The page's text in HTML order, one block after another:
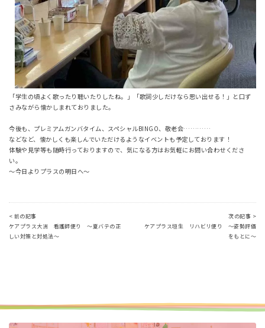
「学生の頃よく歌ったり聴いたりしたね。」「歌詞少しだけなら思い出せる！」と口ず
さみながら懐かしまれておりました。
今後も、プレミアムガンバタイム、スペシャルBINGO、敬老会…………
などなど、懐かしくも楽しんでいただけるようなイベントも予定しております！
体験や見学等も随時行っておりますので、気になる方はお気軽にお問い合わせくださ
い。
〜今日よりプラスの明日へ〜
< 前の記事
ケアプラス大洲 看護師便り ～夏バテの正
しい対策と対処法～
次の記事 >
ケアプラス垣生 リハビリ便り ～姿勢評価
をもとに～